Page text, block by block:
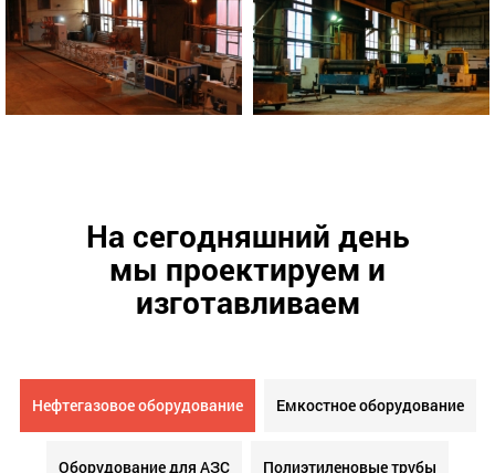
На сегодняшний день
мы проектируем и
изготавливаем
Нефтегазовое оборудование Емкостное оборудование
Оборудование для АЗС Полиэтиленовые трубы